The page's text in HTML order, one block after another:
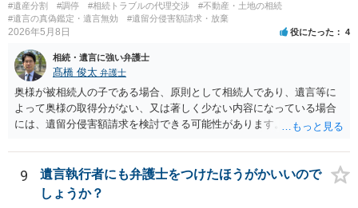
#遺産分割 #調停 #相続トラブルの代理交渉
#不動産・土地の相続
#遺言の真偽鑑定・遺言無効
#遺留分侵害額請求・放棄
2026年5月8日 役にたった 4
相続・遺言に強い弁護士
髙橋 俊太 弁護士
奥様が被相続人の子である場合、原則として相続人であり、遺言等に
よって奥様の取得分がない、又は著しく少ない内容になっている場合
には、遺留分侵害額請求を検討できる可能性があります。ただし、
記の義務化に関する説明と混同されている可能性があります。相続登
記については、不動産を相続で取得したことを知った日から３年以内
に申請する義務があります。一方、遺留分侵害額請求は、相続開始お
よび遺留分を侵害する贈与・遺贈があったことを知った時から１年で
9
遺言執行者にも弁護士をつけたほうがかいいので
しょうか？